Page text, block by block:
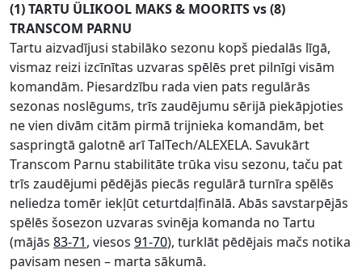
(1) TARTU ÜLIKOOL MAKS & MOORITS vs (8)
TRANSCOM PARNU
Tartu aizvadījusi stabilāko sezonu kopš piedalās līgā,
vismaz reizi izcīnītas uzvaras spēlēs pret pilnīgi visām
komandām. Piesardzību rada vien pats regulārās
sezonas noslēgums, trīs zaudējumu sērijā piekāpjoties
ne vien divām citām pirmā trijnieka komandām, bet
saspringtā galotnē arī TalTech/ALEXELA. Savukārt
Transcom Parnu stabilitāte trūka visu sezonu, taču pat
trīs zaudējumi pēdējās piecās regulārā turnīra spēlēs
neliedza tomēr iekļūt ceturtdaļfinālā. Abās savstarpējās
spēlēs šosezon uzvaras svinēja komanda no Tartu
(mājās 83-71, viesos 91-70), turklāt pēdējais mačs notika
pavisam nesen – marta sākumā.